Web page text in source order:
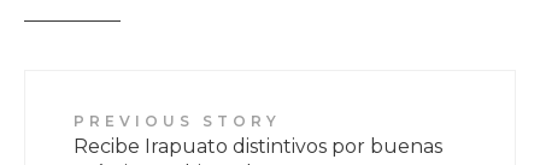
PREVIOUS STORY
Recibe Irapuato distintivos por buenas